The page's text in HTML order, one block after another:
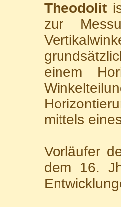
Theodolit
zur
einem
mittels
Vorläufer
dem 16.